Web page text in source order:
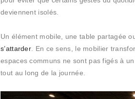
deviennent isolés.
Un élément mobile, une table partagée
s’attarder . En ce sens, le mobilier
espaces communs ne sont pas figés à
tout au long de la journée.